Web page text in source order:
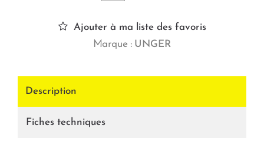
Ajouter à ma liste des favoris
Marque : UNGER
Description
Fiches techniques